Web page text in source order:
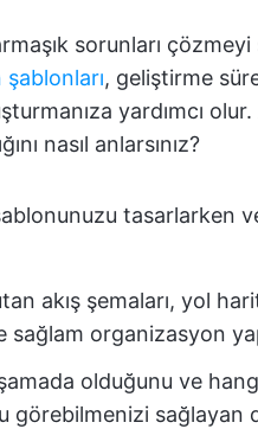
sorunları
, geliştirme
yardımcı
nasıl anlarsınız?
tasarlarken
akış şemaları, yol
sağlam organizasyon
olduğunu ve
görebilmenizi sağlayan